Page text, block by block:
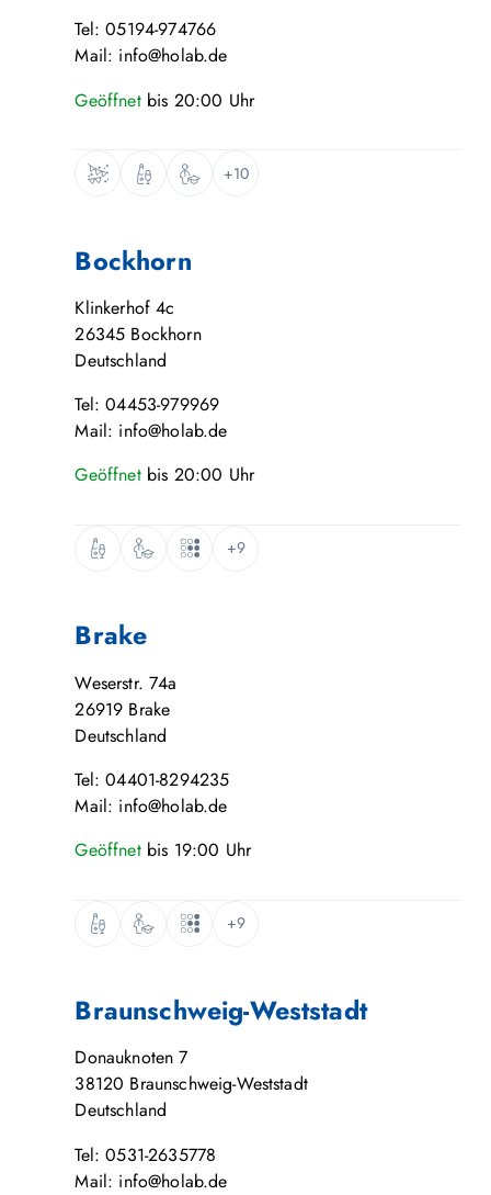
Tel: 05194-974766
Mail: info@holab.de
Geöffnet bis 20:00 Uhr
+10
Bockhorn
Klinkerhof 4c
26345 Bockhorn
Deutschland
Tel: 04453-979969
Mail: info@holab.de
Geöffnet bis 20:00 Uhr
+9
Brake
Weserstr. 74a
26919 Brake
Deutschland
Tel: 04401-8294235
Mail: info@holab.de
Geöffnet bis 19:00 Uhr
+9
Braunschweig-Weststadt
Donauknoten 7
38120 Braunschweig-Weststadt
Deutschland
Tel: 0531-2635778
Mail: info@holab.de